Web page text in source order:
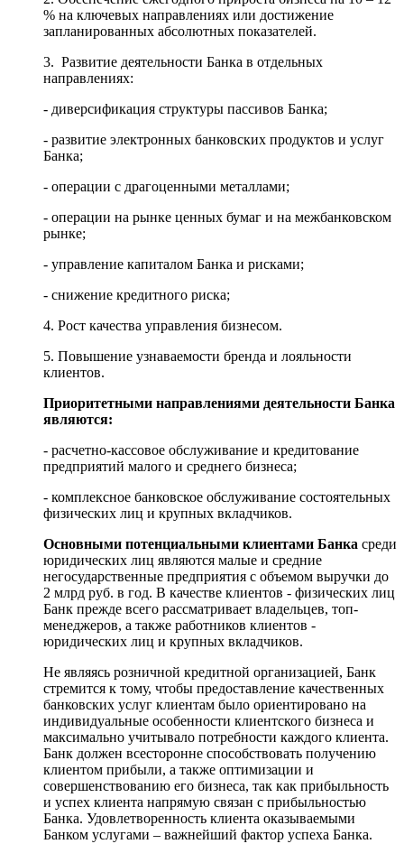
% на ключевых направлениях или достижение
запланированных абсолютных показателей.
3. Развитие деятельности Банка в отдельных
направлениях:
- диверсификация структуры пассивов Банка;
- развитие электронных банковских продуктов и услуг
Банка;
- операции с драгоценными металлами;
- операции на рынке ценных бумаг и на межбанковском
рынке;
- управление капиталом Банка и рисками;
- снижение кредитного риска;
4. Рост качества управления бизнесом.
5. Повышение узнаваемости бренда и лояльности
клиентов.
Приоритетными направлениями деятельности Банка
являются:
- расчетно-кассовое обслуживание и кредитование
предприятий малого и среднего бизнеса;
- комплексное банковское обслуживание состоятельных
физических лиц и крупных вкладчиков.
Основными потенциальными клиентами Банка среди
юридических лиц являются малые и средние
негосударственные предприятия с объемом выручки до
2 млрд руб. в год. В качестве клиентов - физических лиц
Банк прежде всего рассматривает владельцев, топ-
менеджеров, а также работников клиентов -
юридических лиц и крупных вкладчиков.
Не являясь розничной кредитной организацией, Банк
стремится к тому, чтобы предоставление качественных
банковских услуг клиентам было ориентировано на
индивидуальные особенности клиентского бизнеса и
максимально учитывало потребности каждого клиента.
Банк должен всесторонне способствовать получению
клиентом прибыли, а также оптимизации и
совершенствованию его бизнеса, так как прибыльность
и успех клиента напрямую связан с прибыльностью
Банка. Удовлетворенность клиента оказываемыми
Банком услугами – важнейший фактор успеха Банка.